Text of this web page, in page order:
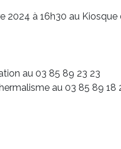
2024 à 16h30 au
au 03 85 89 23 23
au 03 85 89 18